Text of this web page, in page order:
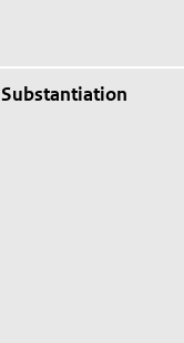
Substantiation